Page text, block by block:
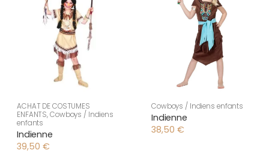
ACHAT DE COSTUMES
ENFANTS,Cowboys / Indiens
enfants
Indienne
39,50 €
Cowboys / Indiens enfants
Indienne
38,50 €